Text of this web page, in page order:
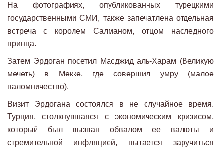
На фотографиях, опубликованных турецкими
государственными СМИ, также запечатлена отдельная
встреча с королем Салманом, отцом наследного
принца.
Затем Эрдоган посетил Масджид аль-Харам (Великую
мечеть) в Мекке, где совершил умру (малое
паломничество).
Визит Эрдогана состоялся в не случайное время.
Турция, столкнувшаяся с экономическим кризисом,
который был вызван обвалом ее валюты и
стремительной инфляцией, пытается заручиться